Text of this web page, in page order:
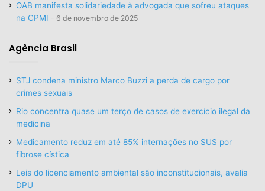
OAB manifesta solidariedade à advogada que sofreu ataques
na CPMI
6 de novembro de 2025
Agência Brasil
STJ condena ministro Marco Buzzi a perda de cargo por
crimes sexuais
Rio concentra quase um terço de casos de exercício ilegal da
medicina
Medicamento reduz em até 85% internações no SUS por
fibrose cística
Leis do licenciamento ambiental são inconstitucionais, avalia
DPU